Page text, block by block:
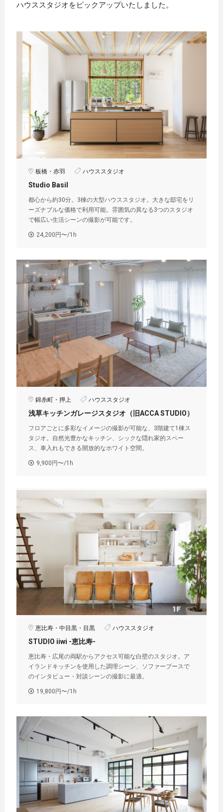
ハウススタジオをピックアップいたしました。
板橋・赤羽 ハウススタジオ
Studio Basil︎
都心から約30分。3棟の大型ハウススタジオ。大きな邸宅をリ
ーズナブルな価格で利用可能。雰囲気の異なる3つのスタジオ
で幅広い生活シーンの撮影が可能です。
24,200円〜/1h
錦糸町・押上 ハウススタジオ
浅草キッチンガレージスタジオ（旧ACCA STUDIO）
フロアごとに多彩なイメージの撮影が可能な、3階建て1棟ス
タジオ。自然光豊かなキッチン、シックな隠れ家的スペー
ス、車入れもできる開放的なホワイト空間。
9,900円〜/1h
恵比寿・中目黒・目黒 ハウススタジオ
STUDIO iiwi -恵比寿-
恵比寿・広尾の両駅からアクセス可能な白壁のスタジオ。ア
イランドキッチンを使用した調理シーン、ソファーブースで
のインタビュー・対談シーンの撮影に最適。
19,800円〜/1h